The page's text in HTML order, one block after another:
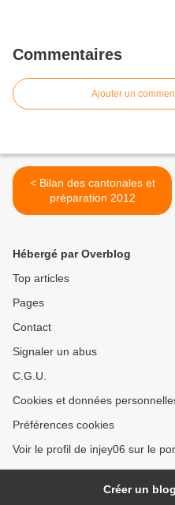
Commentaires
Ajouter un
< Bilan des cantonales et
préparation 2012
Hébergé par Overblog
Top articles
Pages
Contact
Signaler un abus
C.G.U.
Cookies et données
Préférences cookies
Voir le profil de injey06 sur le
Créer un